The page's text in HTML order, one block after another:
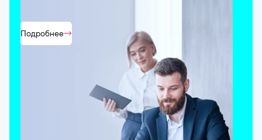
Подробнее